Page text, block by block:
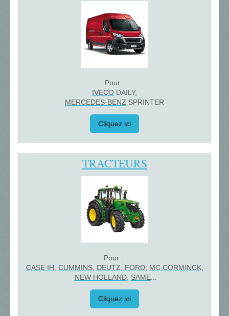
Pour :
IVECO DAILY,
MERCEDES-BENZ SPRINTER
Cliquez ici
TRACTEURS
Pour :
CASE IH CUMMINS, DEUTZ FORD, MC CORMINCK,
NEW HOLLAND, SAME...
Cliquez ici